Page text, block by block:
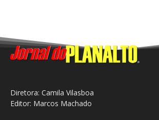
Diretora: Camila Vilasboa
Editor: Marcos Machado